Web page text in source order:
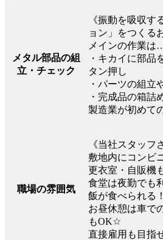
メタル部品の組
立・チェック
《振動を吸収す
ョン」をつくる
メインの作業は
・キカイに部品
タン押し
・パーツの組立
・完成品の箱詰
製造業が初めて
職場の雰囲気
《当社スタッフ
敷地内にコンビ
更衣室・自販機
食堂は夜勤でも
飯が食べられる！
お昼休憩は車で
もOK☆
直接雇用も目指